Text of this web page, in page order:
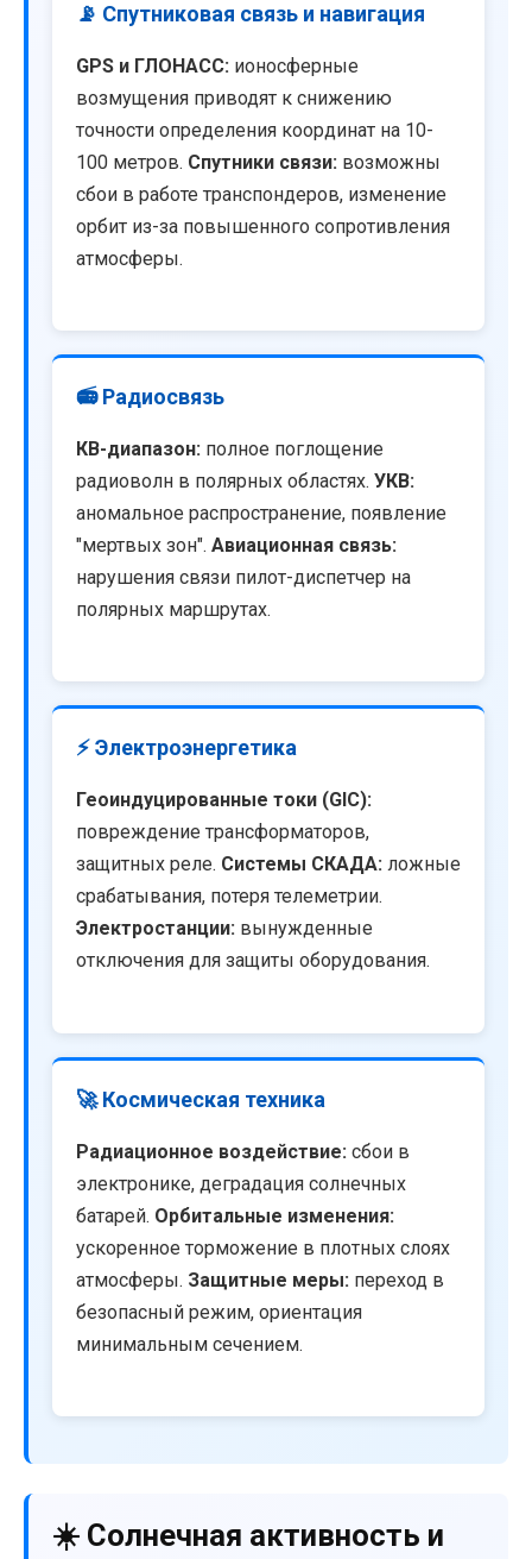
📡 Спутниковая связь и навигация
GPS и ГЛОНАСС: ионосферные
возмущения приводят к снижению
точности определения координат на 10-
100 метров. Спутники связи: возможны
сбои в работе транспондеров, изменение
орбит из-за повышенного сопротивления
атмосферы.
📻 Радиосвязь
КВ-диапазон: полное поглощение
радиоволн в полярных областях. УКВ:
аномальное распространение, появление
"мертвых зон". Авиационная связь:
нарушения связи пилот-диспетчер на
полярных маршрутах.
⚡ Электроэнергетика
Геоиндуцированные токи (GIC):
повреждение трансформаторов,
защитных реле. Системы СКАДА: ложные
срабатывания, потеря телеметрии.
Электростанции: вынужденные
отключения для защиты оборудования.
🚀 Космическая техника
Радиационное воздействие: сбои в
электронике, деградация солнечных
батарей. Орбитальные изменения:
ускоренное торможение в плотных слоях
атмосферы. Защитные меры: переход в
безопасный режим, ориентация
минимальным сечением.
☀️ Солнечная активность и